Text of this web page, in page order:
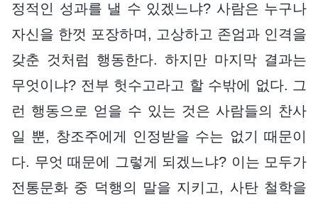
정적인 성과를 낼 수 있겠느냐? 사람은 누구나
자신을 한껏 포장하며, 고상하고 존엄과 인격을
갖춘 것처럼 행동한다. 하지만 마지막 결과는
무엇이냐? 전부 헛수고라고 할 수밖에 없다. 그
런 행동으로 얻을 수 있는 것은 사람들의 찬사
일 뿐, 창조주에게 인정받을 수는 없기 때문이
다. 무엇 때문에 그렇게 되겠느냐? 이는 모두가
전통문화 중 덕행의 말을 지키고, 사탄 철학을